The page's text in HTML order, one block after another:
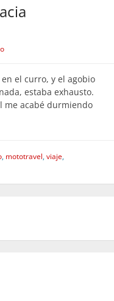
el curro, y el agobio
estaba exhausto.
me acabé durmiendo
, mototravel,viaje,